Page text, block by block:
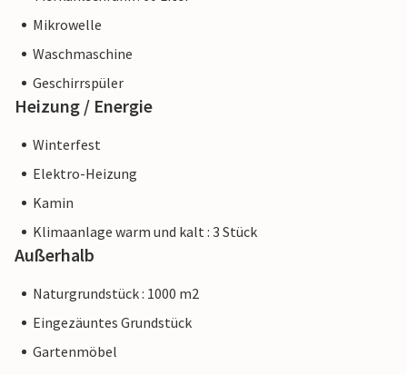
Mikrowelle
Waschmaschine
Geschirrspüler
Heizung / Energie
Winterfest
Elektro-Heizung
Kamin
Klimaanlage warm und kalt : 3 Stück
Außerhalb
Naturgrundstück : 1000 m2
Eingezäuntes Grundstück
Gartenmöbel